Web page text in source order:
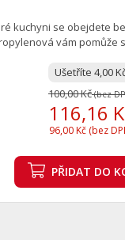
kuchyni se obejdete
vám pomůže
Ušetříte 4,00
100,00 Kč(bez
116,16
96,00 Kč (bez
PŘIDAT DO